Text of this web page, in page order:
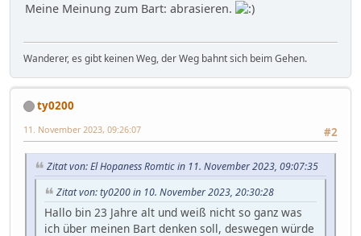
Meine Meinung zum Bart: abrasieren.
Wanderer, es gibt keinen Weg, der Weg bahnt sich beim Gehen.
ty0200
#2
11. November 2023, 09:26:07
Zitat von: El Hopaness Romtic in 11. November 2023, 09:07:35
Zitat von: ty0200 in 10. November 2023, 20:30:28
Hallo bin 23 Jahre alt und weiß nicht so ganz was
ich über meinen Bart denken soll, deswegen würde